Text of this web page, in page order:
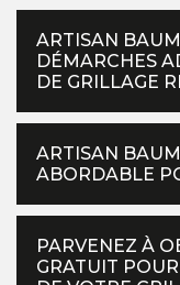
ARTISAN
DÉMARCHES
DE GRILLAGE
ARTISAN
ABORDABLE
PARVENEZ À
GRATUIT